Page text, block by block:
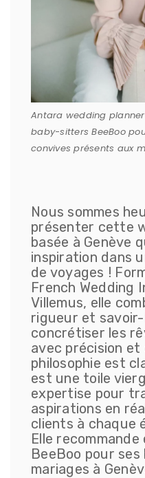
Antara wedding
baby-sitters BeeBoo
convives présents aux
Nous sommes
présenter cette
basée à Genève
inspiration dans
de voyages !
French Wedding
Villemus, elle
rigueur et
concrétiser les
avec précision et
philosophie est
est une toile
expertise pour
aspirations en
clients à chaque
Elle
BeeBoo pour
mariages à